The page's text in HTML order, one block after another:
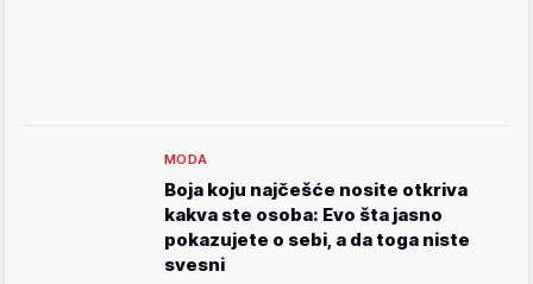
MODA
Boja koju najčešće nosite otkriva
kakva ste osoba: Evo šta jasno
pokazujete o sebi, a da toga niste
svesni